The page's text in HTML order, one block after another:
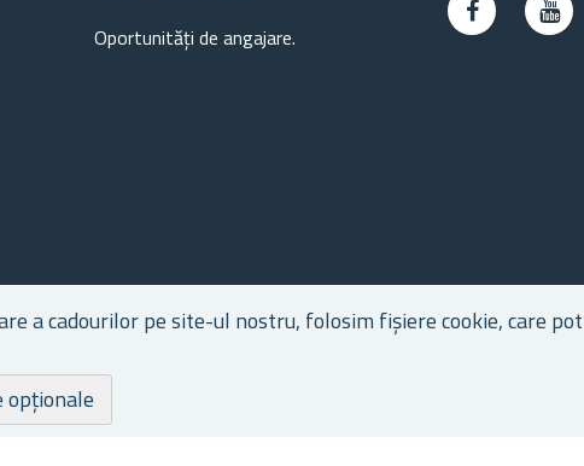
a cadourilor pe site-ul nostru, folosim fișiere cookie, care
opționale
Oportunități de angajare.